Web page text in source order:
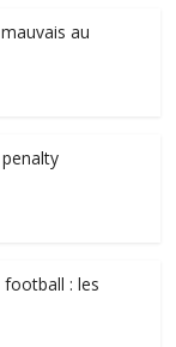
au
football : les